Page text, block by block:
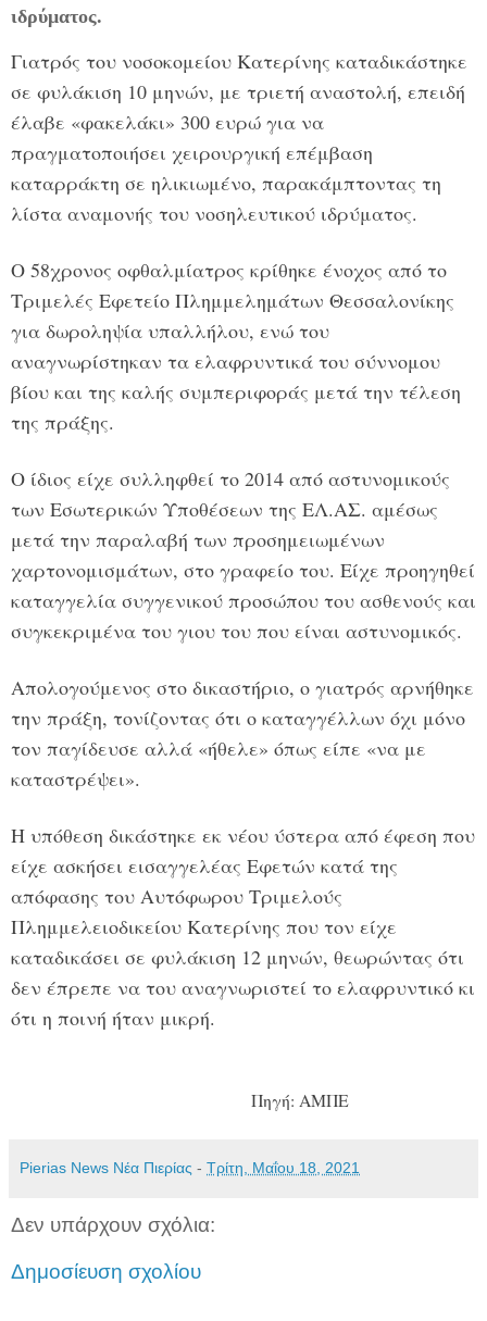
ιδρύματος.
Γιατρός του νοσοκομείου Κατερίνης καταδικάστηκε
σε φυλάκιση 10 μηνών, με τριετή αναστολή, επειδή
έλαβε «φακελάκι» 300 ευρώ για να
πραγματοποιήσει χειρουργική επέμβαση
καταρράκτη σε ηλικιωμένο, παρακάμπτοντας τη
λίστα αναμονής του νοσηλευτικού ιδρύματος.
Ο 58χρονος οφθαλμίατρος κρίθηκε ένοχος από το
Τριμελές Εφετείο Πλημμελημάτων Θεσσαλονίκης
για δωροληψία υπαλλήλου, ενώ του
αναγνωρίστηκαν τα ελαφρυντικά του σύννομου
βίου και της καλής συμπεριφοράς μετά την τέλεση
της πράξης.
Ο ίδιος είχε συλληφθεί το 2014 από αστυνομικούς
των Εσωτερικών Υποθέσεων της ΕΛ.ΑΣ. αμέσως
μετά την παραλαβή των προσημειωμένων
χαρτονομισμάτων, στο γραφείο του. Είχε προηγηθεί
καταγγελία συγγενικού προσώπου του ασθενούς και
συγκεκριμένα του γιου του που είναι αστυνομικός.
Απολογούμενος στο δικαστήριο, ο γιατρός αρνήθηκε
την πράξη, τονίζοντας ότι ο καταγγέλλων όχι μόνο
τον παγίδευσε αλλά «ήθελε» όπως είπε «να με
καταστρέψει».
Η υπόθεση δικάστηκε εκ νέου ύστερα από έφεση που
είχε ασκήσει εισαγγελέας Εφετών κατά της
απόφασης του Αυτόφωρου Τριμελούς
Πλημμελειοδικείου Κατερίνης που τον είχε
καταδικάσει σε φυλάκιση 12 μηνών, θεωρώντας ότι
δεν έπρεπε να του αναγνωριστεί το ελαφρυντικό κι
ότι η ποινή ήταν μικρή.
Πηγή: ΑΜΠΕ
Pierias News Νέα Πιερίας - Τρίτη, Μαΐου 18, 2021
Δεν υπάρχουν σχόλια:
Δημοσίευση σχολίου